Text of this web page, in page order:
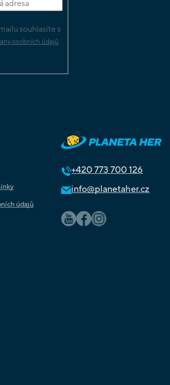
souhlasíte s
osobních údajů
údajů
+420773 700 126
info@planetaher.cz